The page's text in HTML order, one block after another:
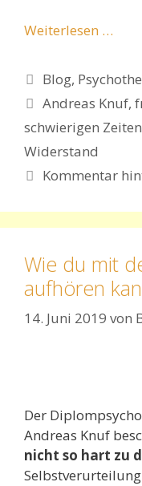
Weiterlesen …
Kategorien
Blog,
Schlagwörter
Andreas Knuf,
schwierigen Zeiten
Widerstand
Kommentar
Wie du mit
aufhören
14. Juni 2019 von
Der
Andreas Knuf
nicht so hart zu